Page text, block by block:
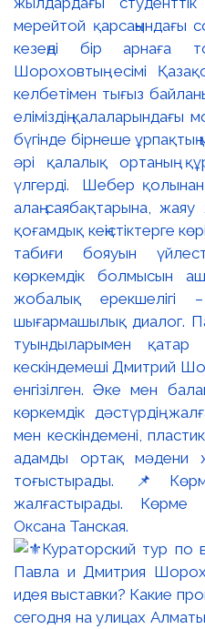
мерейтой қарсаңындағы
кезеңді бір арнаға
Шороховтың есімі
келбетімен тығыз
еліміздің
бүгінде бірнеше
әрі қалалық ортаның
үлгерді. Шебер қолынан
алаң-саябақтарына, жаяу
қоғамдық кеңістіктерге
табиғи бояуын
көркемдік болмысын
жобалық ерекшелігі
шығармашылық диалог.
туындыларымен қатар
кескіндемеші Дмитрий
енгізілген. Әке мен
көркемдік дәстүрдің
мен кескіндемені,
адамды ортақ мәдени
тоғыстырады.
жалғастырады. Көрме
Оксана Танская.